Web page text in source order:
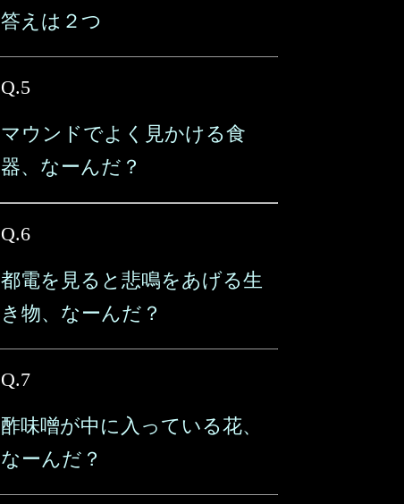
答えは２つ
Q.5
マウンドでよく見かける食
器、なーんだ？
Q.6
都電を見ると悲鳴をあげる生
き物、なーんだ？
Q.7
酢味噌が中に入っている花、
なーんだ？